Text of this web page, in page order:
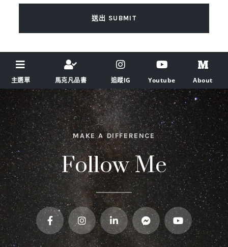
送出 SUBMIT
主選單 馬克凡品書 追蹤IG Youtube About
MAKE A DIFFERENCE
Follow Me